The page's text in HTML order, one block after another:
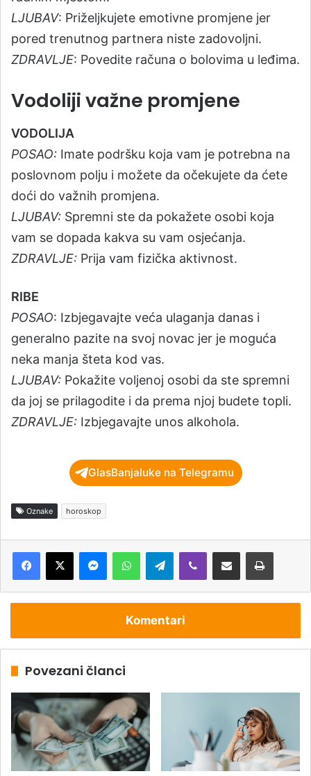
LJUBAV: Priželjkujete emotivne promjene jer
pored trenutnog partnera niste zadovoljni.
ZDRAVLJE: Povedite računa o bolovima u leđima.
Vodoliji važne promjene
VODOLIJA
POSAO: Imate podršku koja vam je potrebna na
poslovnom polju i možete da očekujete da ćete
doći do važnih promjena.
LJUBAV: Spremni ste da pokažete osobi koja
vam se dopada kakva su vam osjećanja.
ZDRAVLJE: Prija vam fizička aktivnost.
RIBE
POSAO: Izbjegavajte veća ulaganja danas i
generalno pazite na svoj novac jer je moguća
neka manja šteta kod vas.
LJUBAV: Pokažite voljenoj osobi da ste spremni
da joj se prilagodite i da prema njoj budete topli.
ZDRAVLJE: Izbjegavajte unos alkohola.
GlasBanjaluke na Telegramu
Oznake horoskop
Telegram
Komentari
Povezani članci